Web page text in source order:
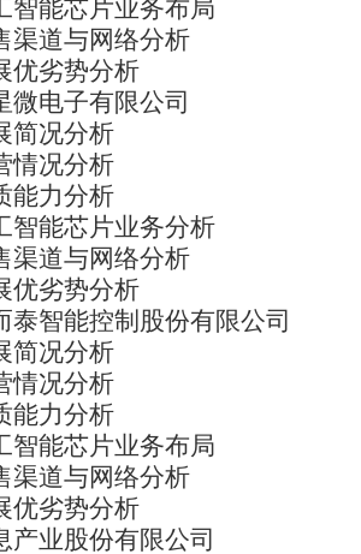
智能芯片业务布局
渠道与网络分析
优劣势分析
微电子有限公司
简况分析
情况分析
能力分析
智能芯片业务分析
渠道与网络分析
优劣势分析
泰智能控制股份有限公司
简况分析
情况分析
能力分析
智能芯片业务布局
渠道与网络分析
优劣势分析
产业股份有限公司